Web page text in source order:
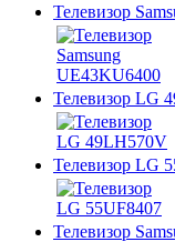
Телевизор
Телевизор LG
Телевизор LG
Телевизор